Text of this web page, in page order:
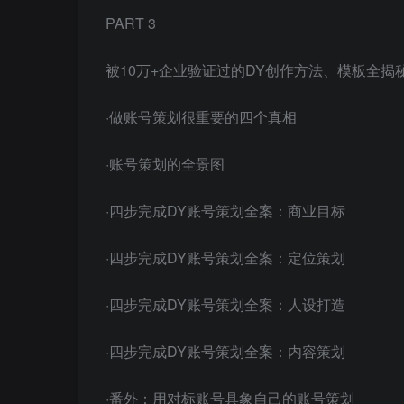
PART 3
被10万+企业验证过的DY创作方法、模板全揭
·做账号策划很重要的四个真相
·账号策划的全景图
·四步完成DY账号策划全案：商业目标
·四步完成DY账号策划全案：定位策划
·四步完成DY账号策划全案：人设打造
·四步完成DY账号策划全案：内容策划
·番外：用对标账号具象自己的账号策划